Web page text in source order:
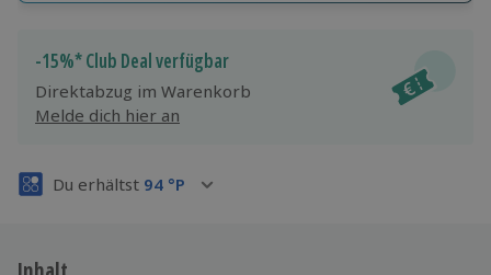
Jeder Gutschein für alle Erlebnisse einlösbar.
Maximale Sicherheit
3 Jahre gültig & verlängerbar.
-15%* Club Deal verfügbar
Direktabzug im Warenkorb
Melde dich hier an
Du erhältst 94 °P